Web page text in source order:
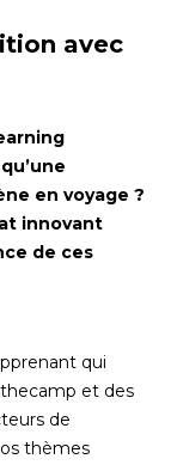
avec
en voyage ?
innovant
de ces
qui
et des
de
thèmes